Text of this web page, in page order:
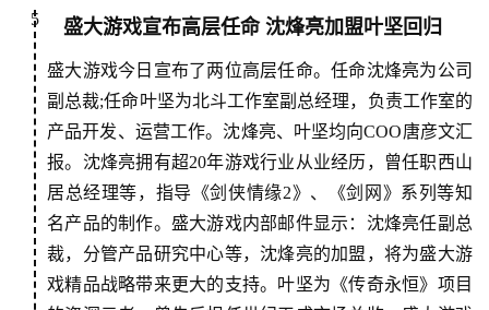
单
机
游
戏
休
闲
游
戏
5 盛大游戏宣布高层任命 沈烽亮加盟叶坚回归
盛大游戏今日宣布了两位高层任命。任命沈烽亮为公司
副总裁;任命叶坚为北斗工作室副总经理，负责工作室的
产品开发、运营工作。沈烽亮、叶坚均向COO唐彦文汇
报。沈烽亮拥有超20年游戏行业从业经历，曾任职西山
居总经理等，指导《剑侠情缘2》、《剑网》系列等知
名产品的制作。盛大游戏内部邮件显示：沈烽亮任副总
裁，分管产品研究中心等，沈烽亮的加盟，将为盛大游
戏精品战略带来更大的支持。叶坚为《传奇永恒》项目